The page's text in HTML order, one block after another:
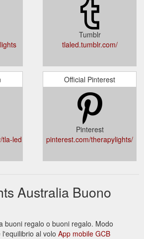
Tumblr
tlaled.tumblr.com/
tla-led
Official Pinterest
Pinterest
pinterest.com/therapylights/
Australia Buono
buoni regalo o buoni regalo. Modo
al volo App mobile GCB